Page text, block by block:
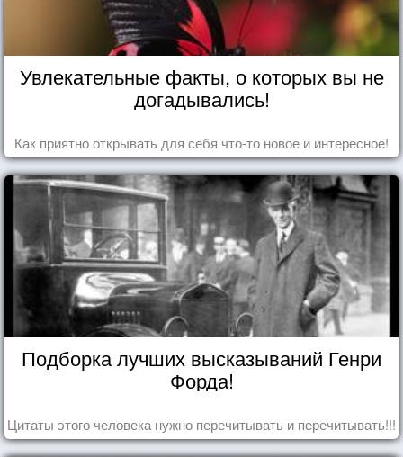
Увлекательные факты, о которых вы не
догадывались!
Как приятно открывать для себя что-то новое и интересное!
Подборка лучших высказываний Генри
Форда!
Цитаты этого человека нужно перечитывать и перечитывать!!!